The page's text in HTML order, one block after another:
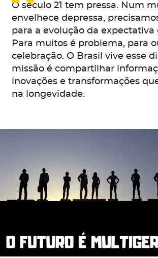
O século 21 tem pressa. Num
envelhece depressa,
para a evolução da expectativa
Para muitos é problema, para
celebração. O Brasil vive esse
missão é compartilhar
inovações e transformações
na longevidade.